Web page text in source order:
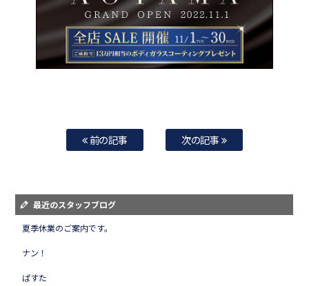
前の記事 次の記事
最近のスタッフブログ
夏季休業のご案内です。
ナン！
ぱすた